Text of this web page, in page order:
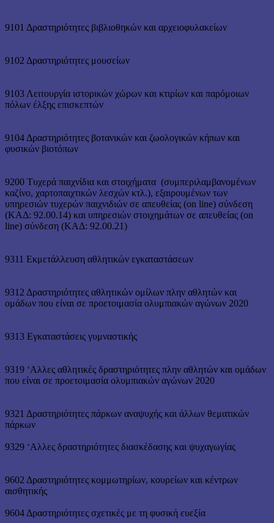
9101 Δραστηριότητες βιβλιοθηκών και αρχειοφυλακείων
9102 Δραστηριότητες μουσείων
9103 Λειτουργία ιστορικών χώρων και κτιρίων και παρόμοιων
πόλων έλξης επισκεπτών
9104 Δραστηριότητες βοτανικών και ζωολογικών κήπων και
φυσικών βιοτόπων
9200 Τυχερά παιχνίδια και στοιχήματα (συμπεριλαμβανομένων
καζίνο, χαρτοπαιχτικών λεσχών κτλ.), εξαιρουμένων των
υπηρεσιών τυχερών παιχνιδιών σε απευθείας (on line) σύνδεση
(ΚΑΔ: 92.00.14) και υπηρεσιών στοιχημάτων σε απευθείας (on
line) σύνδεση (ΚΑΔ: 92.00.21)
9311 Εκμετάλλευση αθλητικών εγκαταστάσεων
9312 Δραστηριότητες αθλητικών ομίλων πλην αθλητών και
ομάδων που είναι σε προετοιμασία ολυμπιακών αγώνων 2020
9313 Εγκαταστάσεις γυμναστικής
9319 ‘Αλλες αθλητικές δραστηριότητες πλην αθλητών και ομάδων
που είναι σε προετοιμασία ολυμπιακών αγώνων 2020
9321 Δραστηριότητες πάρκων αναψυχής και άλλων θεματικών
πάρκων
9329 ‘Αλλες δραστηριότητες διασκέδασης και ψυχαγωγίας
9602 Δραστηριότητες κομμωτηρίων, κουρείων και κέντρων
αισθητικής
9604 Δραστηριότητες σχετικές με τη φυσική ευεξία